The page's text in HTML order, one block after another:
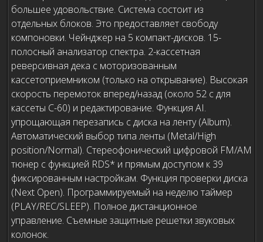
большее удовольствие. Система состоит из
отдельных блоков. Это предоставляет свободу
компоновки. Чейнджер на 5 компакт-дисков. 15-
полосный анализатор спектра. 2-кассетная
реверсивная дека с моторизованным
кассетоприемником (только на открывание). Высокая
скорость перемоток вперед/назад (около 52 с для
кассеты С-60) и редактирование. Функция AI.
упрощающая перезапись с диска на ленту (Album).
Автоматический выбор типа ленты (Metal/High
position/Normal). Стереофонический цифровой FM/AM
тюнер с функцией RDS* и прямым доступом к 39
фиксированным настройкам. Функция проверки диска
(Next Open). Программируемый на неделю таймер
(PLAY/REC/SLEEP). Полное дистанционное
управление. Съемные защитные решетки звуковых
колонок.